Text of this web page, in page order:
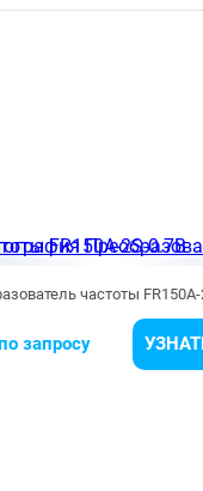
частоты
запросу